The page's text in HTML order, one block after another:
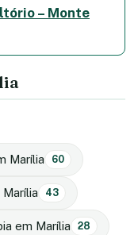
– Monte
Marília 60
43
em Marília 28